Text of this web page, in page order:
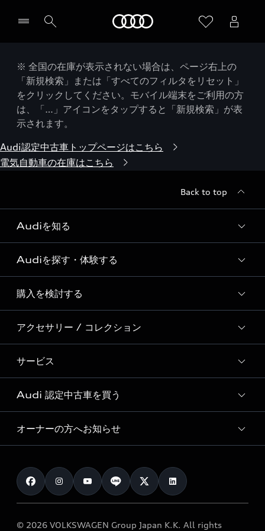
※ 全国の在庫が表示されない場合は、ページ右上の
「新規検索」または「すべてのフィルタをリセット」
をクリックしてください。モバイル端末をご利用の方
は、「…」アイコンをタップすると「新規検索」が表
示されます。
Audi認定中古車トップページはこちら
電気自動車の在庫はこちら
Back to top
Audiを知る
Audi ブランド
Story of Progress
Audi Sport
Formula 1®
デジタルサービス
Audiを探す・体験する
ディーラー検索
新車在庫検索
試乗車・展示車検索
見積り依頼
試乗予約
購入を検討する
モデル一覧
特別仕様モデル / 限定モデル
e-tronラインアップ
価格シミュレーション
車両比較
カタログ一覧
アクセサリー / コレクション
純正アクセサリー
オンラインショップ
Audi collection
アウディナビアプリ
サービス
サービス入庫予約
サービスプログラム
メンテナンス
車検 / 定期点検
e-tronアフターサポート
Audi 認定中古車を買う
Audi認定中古車
クオリティ
保証
メンテナンス
オーナーの方へお知らせ
お知らせ
オーナー様向けキャンペーン
© 2026 VOLKSWAGEN Group Japan K.K. All rights